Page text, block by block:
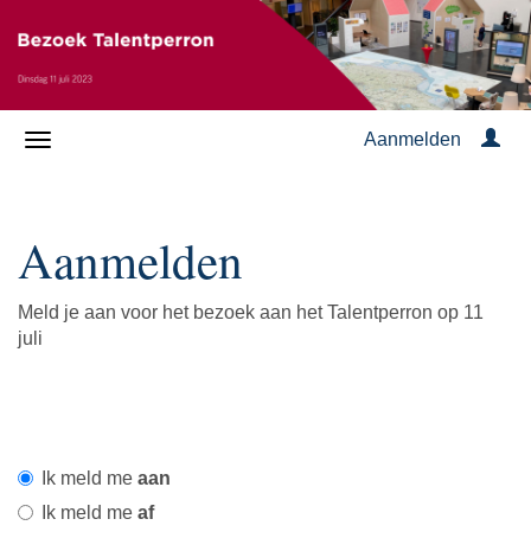
Aanmelden
Aanmelden
Meld je aan voor het bezoek aan het Talentperron op 11
juli
Ik meld me aan
Ik meld me af